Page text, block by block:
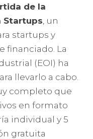
de la
Startups , un
startups y
financiado. La
(EOI) ha
llevarlo a cabo.
completo que
en formato
individual y 5
gratuita